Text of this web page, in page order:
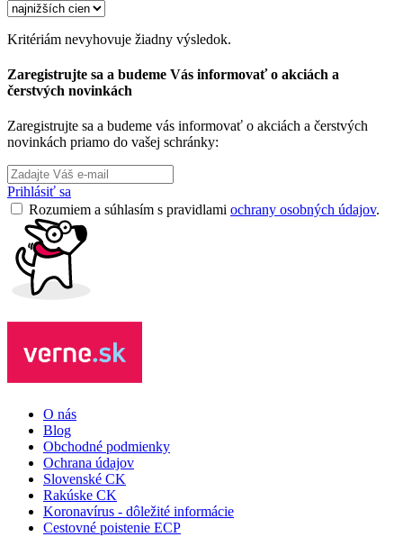
Kritériám nevyhovuje žiadny výsledok.
Zaregistrujte sa a budeme Vás informovať o akciách a
čerstvých novinkách
Zaregistrujte sa a budeme vás informovať o akciách a čerstvých
novinkách priamo do vašej schránky:
Prihlásiť sa
Rozumiem a súhlasím s pravidlami ochrany osobných údajov.
O nás
Blog
Obchodné podmienky
Ochrana údajov
Slovenské CK
Rakúske CK
Koronavírus - dôležité informácie
Cestovné poistenie ECP